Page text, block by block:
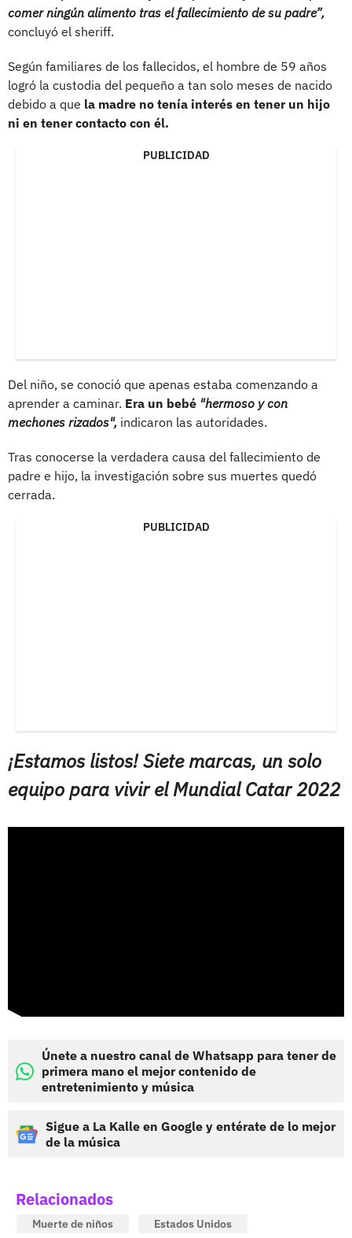
comer ningún alimento tras el fallecimiento de su padre”,
concluyó el sheriff.
Según familiares de los fallecidos, el hombre de 59 años
logró la custodia del pequeño a tan solo meses de nacido
debido a que la madre no tenía interés en tener un hijo
ni en tener contacto con él.
PUBLICIDAD
Del niño, se conoció que apenas estaba comenzando a
aprender a caminar. Era un bebé "hermoso y con
mechones rizados", indicaron las autoridades.
Tras conocerse la verdadera causa del fallecimiento de
padre e hijo, la investigación sobre sus muertes quedó
cerrada.
PUBLICIDAD
¡Estamos listos! Siete marcas, un solo
equipo para vivir el Mundial Catar 2022
Únete a nuestro canal de Whatsapp para tener de
primera mano el mejor contenido de
entretenimiento y música
Sigue a La Kalle en Google y entérate de lo mejor
de la música
Relacionados
Muerte de niños
Estados Unidos